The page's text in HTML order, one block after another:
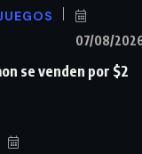
07/08/
se venden por $2